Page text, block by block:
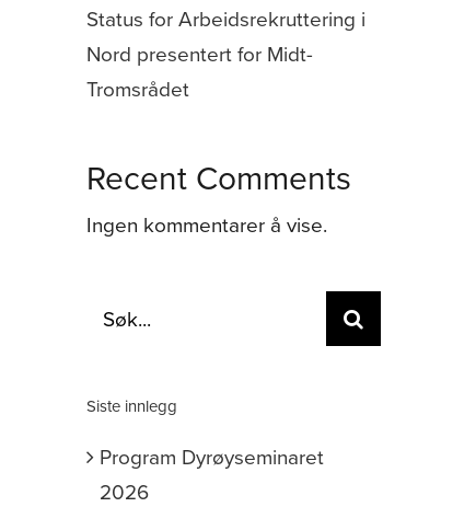
Status for Arbeidsrekruttering i
Nord presentert for Midt-
Tromsrådet
Recent Comments
Ingen kommentarer å vise.
Søk
Siste innlegg
Program Dyrøyseminaret
2026